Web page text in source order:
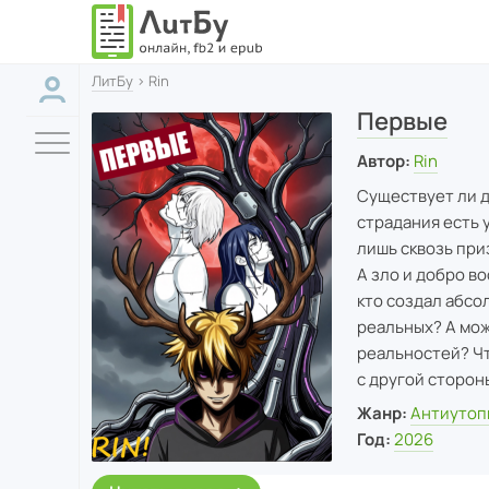
ЛитБу › Rin
Первые
Автор: Rin
Существует ли
страдания есть
лишь сквозь
А зло и добро
кто создал
реальных? А
реальностей?
с другой
Жанр:
Год: 2026